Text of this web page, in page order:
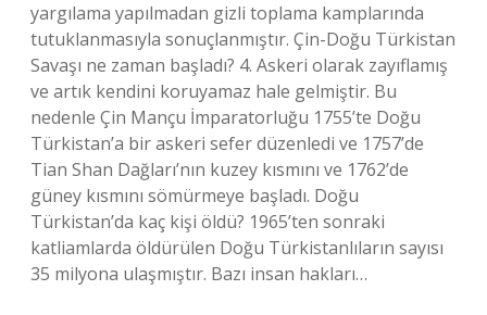
yargılama yapılmadan gizli toplama kamplarında
tutuklanmasıyla sonuçlanmıştır. Çin-Doğu Türkistan
Savaşı ne zaman başladı? 4. Askeri olarak zayıflamış
ve artık kendini koruyamaz hale gelmiştir. Bu
nedenle Çin Mançu İmparatorluğu 1755’te Doğu
Türkistan’a bir askeri sefer düzenledi ve 1757’de
Tian Shan Dağları’nın kuzey kısmını ve 1762’de
güney kısmını sömürmeye başladı. Doğu
Türkistan’da kaç kişi öldü? 1965’ten sonraki
katliamlarda öldürülen Doğu Türkistanlıların sayısı
35 milyona ulaşmıştır. Bazı insan hakları…